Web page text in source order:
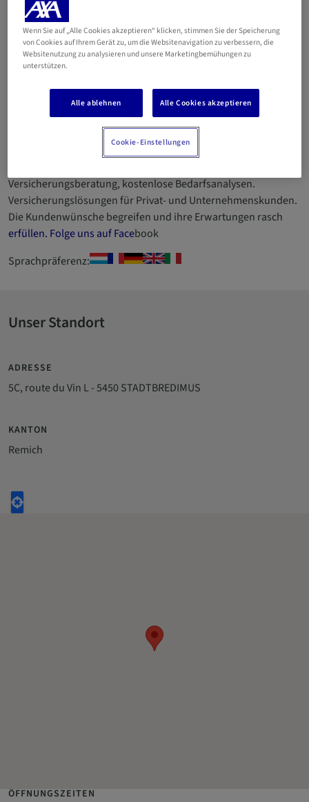
CONCEPT Sàrl (HEYARD
Sandra)
26 35 06 35
Betriebsnummer 2010AC026 Seit 2006 in der Region Moselle
ansässig, mit mehr als 25 Jahren Erfahrung in der
Versicherungsberatung, kostenlose Bedarfsanalysen.
Versicherungslösungen für Privat- und Unternehmenskunden.
Die Kundenwünsche begreifen und ihre Erwartungen rasch
erfüllen. Folge uns auf Facebook
Sprachpräferenz:
Unser Standort
ADRESSE
5C, route du Vin L - 5450 STADTBREDIMUS
KANTON
Remich
ÖFFNUNGSZEITEN
Wenn Sie auf „Alle Cookies akzeptieren“ klicken, stimmen Sie der Speicherung
von Cookies auf Ihrem Gerät zu, um die Websitenavigation zu verbessern, die
Websitenutzung zu analysieren und unsere Marketingbemühungen zu
unterstützen.
Alle ablehnen Alle Cookies akzeptieren
Cookie-Einstellungen